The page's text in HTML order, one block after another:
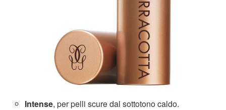
Intense, per pelli scure dal sottotono caldo.